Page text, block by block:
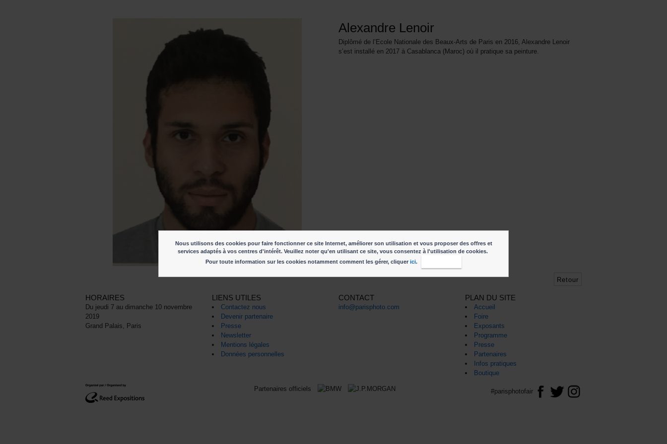
Alexandre Lenoir
Diplômé de l’Ecole Nationale des Beaux-Arts de Paris en 2016, Alexandre Lenoir
s’est installé en 2017 à Casablanca (Maroc) où il pratique sa peinture.
Retour
HORAIRES
Du jeudi 7 au dimanche 10 novembre
2019
Grand Palais, Paris
LIENS UTILES
Contactez nous
Devenir partenaire
Presse
Newsletter
Mentions légales
Données personnelles
CONTACT
info@parisphoto.com
PLAN DU SITE
Accueil
Foire
Exposants
Programme
Presse
Partenaires
Infos pratiques
Boutique
Partenaires officiels #parisphotofair
Nous utilisons des cookies pour faire fonctionner ce site Internet, améliorer son utilisation et vous proposer des offres et
services adaptés à vos centres d'intérêt. Veuillez noter qu'en utilisant ce site, vous consentez à l'utilisation de cookies.
Pour toute information sur les cookies notamment comment les gérer, cliquer ici.